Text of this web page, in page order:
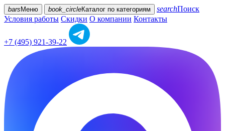
bars Меню book_circleКаталог по категориям searchПоиск
Условия работы Скидки О компании Контакты
+7 (495) 921-39-22